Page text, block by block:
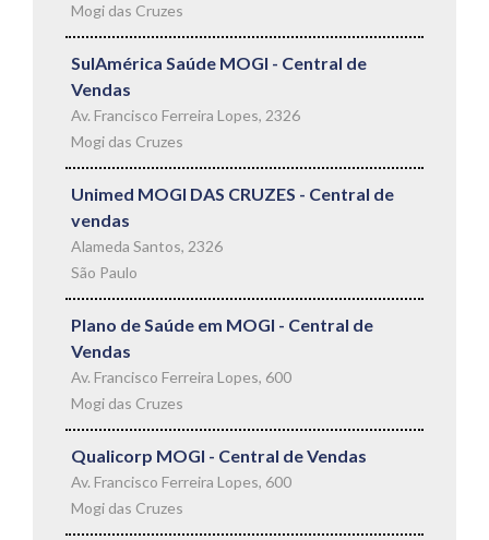
Mogi das Cruzes
SulAmérica Saúde MOGI - Central de
Vendas
Av. Francisco Ferreira Lopes, 2326
Mogi das Cruzes
Unimed MOGI DAS CRUZES - Central de
vendas
Alameda Santos, 2326
São Paulo
Plano de Saúde em MOGI - Central de
Vendas
Av. Francisco Ferreira Lopes, 600
Mogi das Cruzes
Qualicorp MOGI - Central de Vendas
Av. Francisco Ferreira Lopes, 600
Mogi das Cruzes